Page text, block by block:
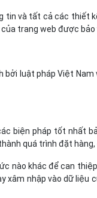
và tất cả các thiết
trang web được
luật pháp Việt
biện pháp tốt nhất
quá trình đặt
nào khác để can
xâm nhập vào dữ